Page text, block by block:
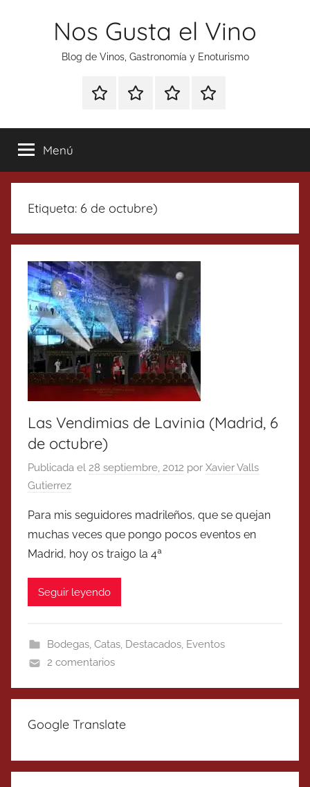
Nos Gusta el Vino
Blog de Vinos, Gastronomía y Enoturismo
Especial
Tonics
Enoturismo
Gastronomía
RankingContacto
Menú
Etiqueta: 6 de octubre)
Las Vendimias de Lavinia (Madrid, 6
de octubre)
Publicada el 28 septiembre, 2012 por Xavier Valls
Gutierrez
Para mis seguidores madrileños, que se quejan
muchas veces que pongo pocos eventos en
Madrid, hoy os traigo la 4ª
Seguir leyendo
Bodegas, Catas, Destacados, Eventos
2 comentarios
Google Translate